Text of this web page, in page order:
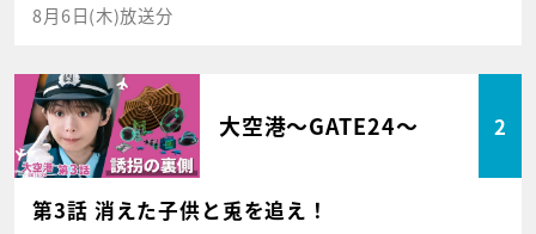
8月6日(木)放送分
大空港～GATE24～ 2
第3話 消えた子供と兎を追え！